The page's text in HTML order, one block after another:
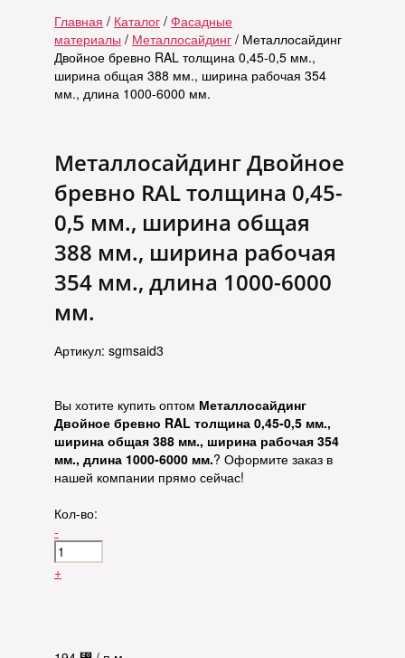
Главная / Каталог / Фасадные
материалы / Металлосайдинг / Металлосайдинг
Двойное бревно RAL толщина 0,45-0,5 мм.,
ширина общая 388 мм., ширина рабочая 354
мм., длина 1000-6000 мм.
Металлосайдинг Двойное
бревно RAL толщина 0,45-
0,5 мм., ширина общая
388 мм., ширина рабочая
354 мм., длина 1000-6000
мм.
Артикул: sgmsaid3
Вы хотите купить оптом Металлосайдинг
Двойное бревно RAL толщина 0,45-0,5 мм.,
ширина общая 388 мм., ширина рабочая 354
мм., длина 1000-6000 мм.? Оформите заказ в
нашей компании прямо сейчас!
Кол-во:
-
+